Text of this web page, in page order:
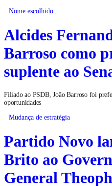
Nome escolhido
Alcides
Barroso como
suplente ao
Filiado ao PSDB, João Barroso foi
oportunidades
Mudança de estratégia
Partido Novo
Brito ao
General